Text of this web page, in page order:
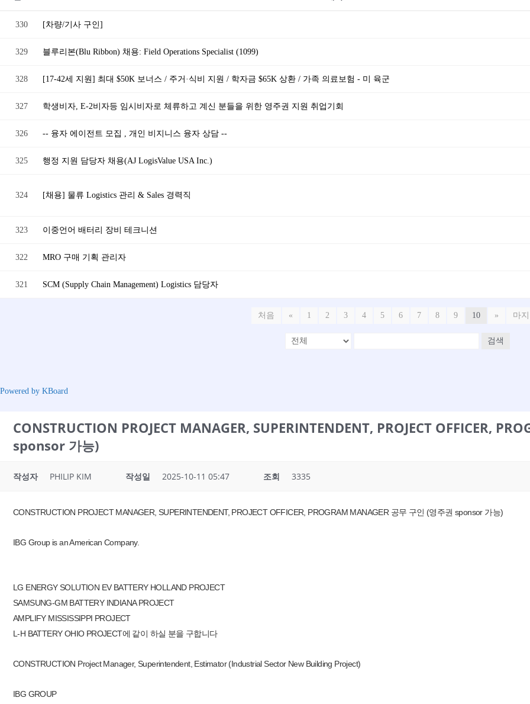
330 [차량/기사 구인]
329 블루리본(Blu Ribbon) 채용: Field Operations Specialist (1099)
328 [17-42세 지원] 최대 $50K 보너스 / 주거·식비 지원 / 학자금 $65K 상환 / 가족 의료보험 - 미 육군
327 학생비자, E-2비자등 임시비자로 체류하고 계신 분들을 위한 영주권 지원 취업기회
326 -- 융자 에이전트 모집 , 개인 비지니스 융자 상담 --
325 행정 지원 담당자 채용(AJ LogisValue USA Inc.)
324 [채용] 물류 Logistics 관리 & Sales 경력직
323 이중언어 배터리 장비 테크니션
322 MRO 구매 기획 관리자
321 SCM (Supply Chain Management) Logistics 담당자
처음 « 1 2 3 4 5 6 7 8 9 10 » 마
검색
Powered by KBoard
CONSTRUCTION PROJECT MANAGER, SUPERINTENDENT, PROJECT OFFICER,
sponsor 가능)
작성자 PHILIP KIM 작성일 2025-10-11 05:47 조회 3335
CONSTRUCTION PROJECT MANAGER, SUPERINTENDENT, PROJECT OFFICER, PROGRAM MANAGER 공무 구인 (영주권 sponsor 가능)
IBG Group is an American Company.
LG ENERGY SOLUTION EV BATTERY HOLLAND PROJECT
SAMSUNG-GM BATTERY INDIANA PROJECT
AMPLIFY MISSISSIPPI PROJECT
L-H BATTERY OHIO PROJECT에 같이 하실 분을 구합니다
CONSTRUCTION Project Manager, Superintendent, Estimator (Industrial Sector New Building Project)
IBG GROUP